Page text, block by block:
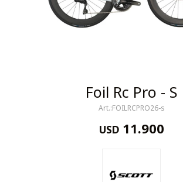
Foil Rc Pro - S
FOILRCPRO26-s
USD 11.900